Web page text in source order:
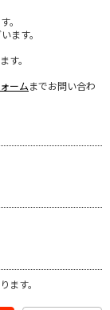
。
ます。
す。
ームまでお問い合わ
ます。